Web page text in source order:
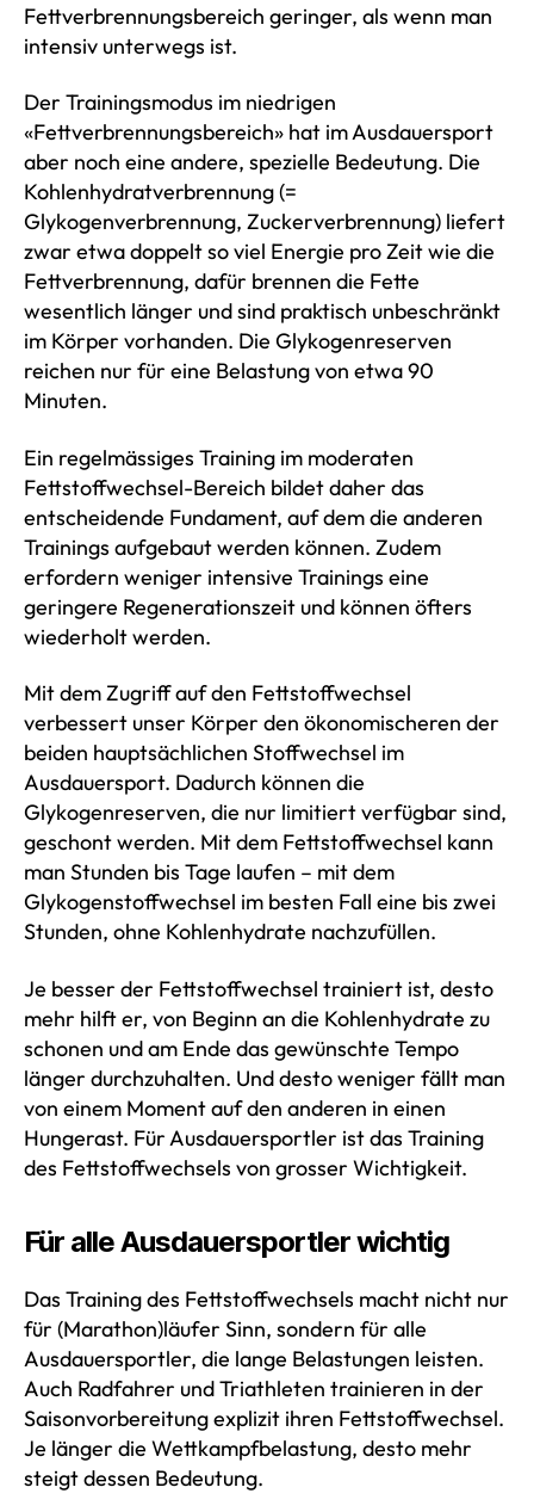
Fettverbrennungsbereich geringer, als wenn man
intensiv unterwegs ist.
Der Trainingsmodus im niedrigen
«Fettverbrennungsbereich» hat im Ausdauersport
aber noch eine andere, spezielle Bedeutung. Die
Kohlenhydratverbrennung (=
Glykogenverbrennung, Zuckerverbrennung) liefert
zwar etwa doppelt so viel Energie pro Zeit wie die
Fettverbrennung, dafür brennen die Fette
wesentlich länger und sind praktisch unbeschränkt
im Körper vorhanden. Die Glykogenreserven
reichen nur für eine Belastung von etwa 90
Minuten.
Ein regelmässiges Training im moderaten
Fettstoffwechsel-Bereich bildet daher das
entscheidende Fundament, auf dem die anderen
Trainings aufgebaut werden können. Zudem
erfordern weniger intensive Trainings eine
geringere Regenerationszeit und können öfters
wiederholt werden.
Mit dem Zugriff auf den Fettstoffwechsel
verbessert unser Körper den ökonomischeren der
beiden hauptsächlichen Stoffwechsel im
Ausdauersport. Dadurch können die
Glykogenreserven, die nur limitiert verfügbar sind,
geschont werden. Mit dem Fettstoffwechsel kann
man Stunden bis Tage laufen – mit dem
Glykogenstoffwechsel im besten Fall eine bis zwei
Stunden, ohne Kohlenhydrate nachzufüllen.
Je besser der Fettstoffwechsel trainiert ist, desto
mehr hilft er, von Beginn an die Kohlenhydrate zu
schonen und am Ende das gewünschte Tempo
länger durchzuhalten. Und desto weniger fällt man
von einem Moment auf den anderen in einen
Hungerast. Für Ausdauersportler ist das Training
des Fettstoffwechsels von grosser Wichtigkeit.
Für alle Ausdauersportler wichtig
Das Training des Fettstoffwechsels macht nicht nur
für (Marathon)läufer Sinn, sondern für alle
Ausdauersportler, die lange Belastungen leisten.
Auch Radfahrer und Triathleten trainieren in der
Saisonvorbereitung explizit ihren Fettstoffwechsel.
Je länger die Wettkampfbelastung, desto mehr
steigt dessen Bedeutung.